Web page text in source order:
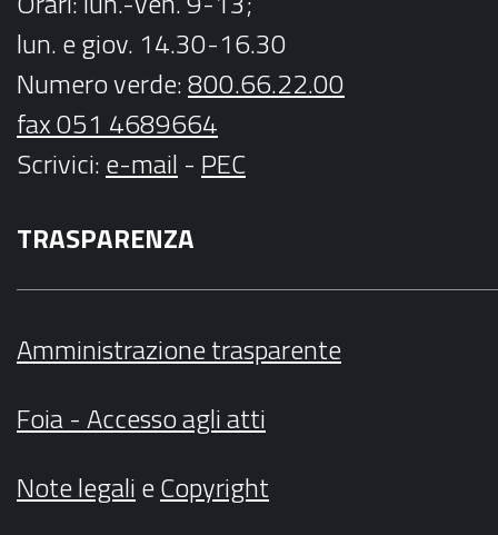
lun. e giov. 14.30-16.30
Numero verde:800.66.22.00
fax 051 4689664
Scrivici:e-mail - PEC
TRASPARENZA
Amministrazione trasparente
Foia - Accesso agli atti
Note legalieCopyright